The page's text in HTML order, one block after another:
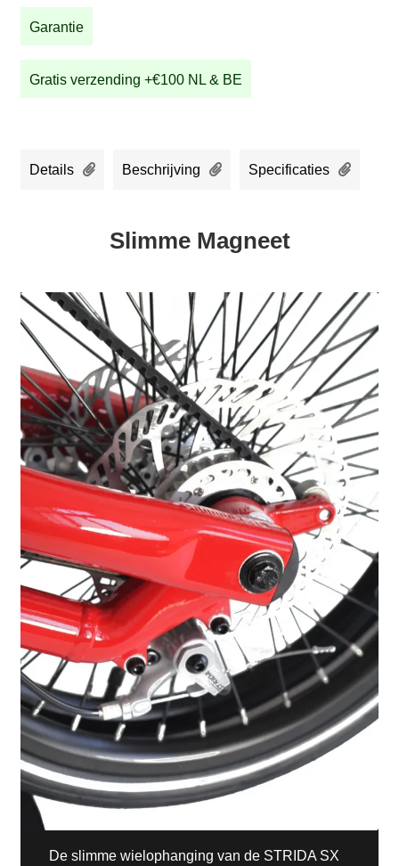
Garantie
Gratis verzending +€100 NL & BE
Details Beschrijving Specificaties
Slimme Magneet
De slimme wielophanging van de STRIDA SX